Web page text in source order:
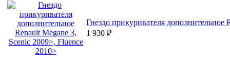
Гнездо прикуривателя дополнительное
1 930 ₽